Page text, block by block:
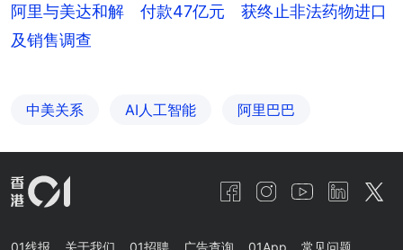
阿里与美达和解 付款47亿元 获终止非法药物进口
及销售调查
中美关系 AI人工智能 阿里巴巴
01线报 关于我们 01招聘 广告查询 01App 常见问题